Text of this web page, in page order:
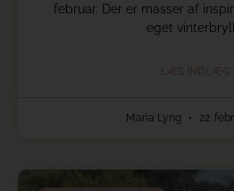
februar. Der er masser af
eget
Maria Lyng 22.